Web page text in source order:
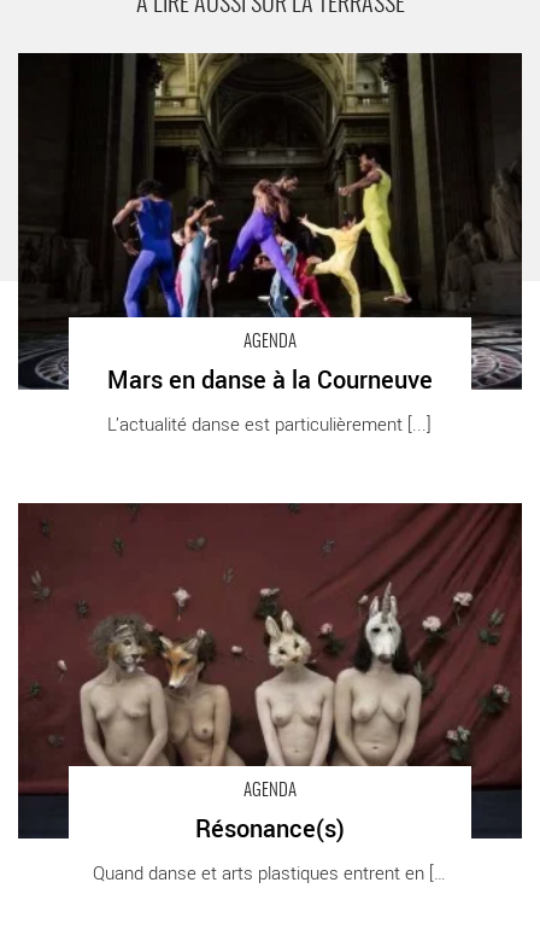
A LIRE AUSSI SUR LA TERRASSE
AGENDA
Mars en danse à la Courneuve
L’actualité danse est particulièrement [...]
Mars en danse à la Courneuve - Critique sortie Danse
AGENDA
Résonance(s)
Quand danse et arts plastiques entrent en [...]
Résonance(s) - Critique sortie Danse